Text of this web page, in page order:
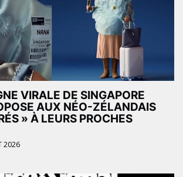
VIRALE DE SINGAPORE
AUX NÉO-ZÉLANDAIS
» À LEURS PROCHES
2026